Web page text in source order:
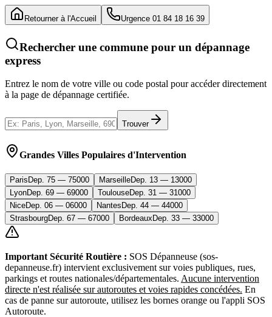
Retourner à l'Accueil Urgence 01 84 18 16 39
Rechercher une commune pour un dépannage
express
Entrez le nom de votre ville ou code postal pour accéder directement
à la page de dépannage certifiée.
Trouver
Grandes Villes Populaires d'Intervention
Paris Dep. 75 — 75000 MarseilleDep. 13 — 13000
LyonDep. 69 — 69000 ToulouseDep. 31 — 31000
NiceDep. 06 — 06000 Nantes Dep. 44 — 44000
StrasbourgDep. 67 — 67000 Bordeaux Dep. 33 — 33000
Important Sécurité Routière : SOS Dépanneuse (sos-
depanneuse.fr) intervient exclusivement sur voies publiques, rues,
parkings et routes nationales/départementales. Aucune intervention
directe n'est réalisée sur autoroutes et voies rapides concédées. En
cas de panne sur autoroute, utilisez les bornes orange ou l'appli SOS
Autoroute.